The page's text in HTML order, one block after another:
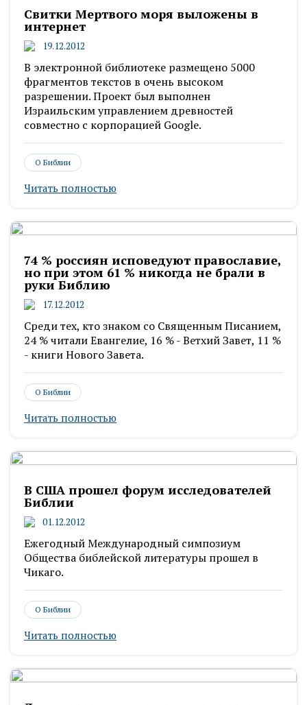
Свитки Мертвого моря выложены в
интернет
19.12.2012
В электронной библиотеке размещено 5000
фрагментов текстов в очень высоком
разрешении. Проект был выполнен
Израильским управлением древностей
совместно с корпорацией Google.
О Библии
Читать полностью
74 % россиян исповедуют православие,
но при этом 61 % никогда не брали в
руки Библию
17.12.2012
Среди тех, кто знаком со Священным Писанием,
24 % читали Евангелие, 16 % - Ветхий Завет, 11 %
- книги Нового Завета.
О Библии
Читать полностью
В США прошел форум исследователей
Библии
01.12.2012
Ежегодный Международный симпозиум
Общества библейской литературы прошел в
Чикаго.
О Библии
Читать полностью